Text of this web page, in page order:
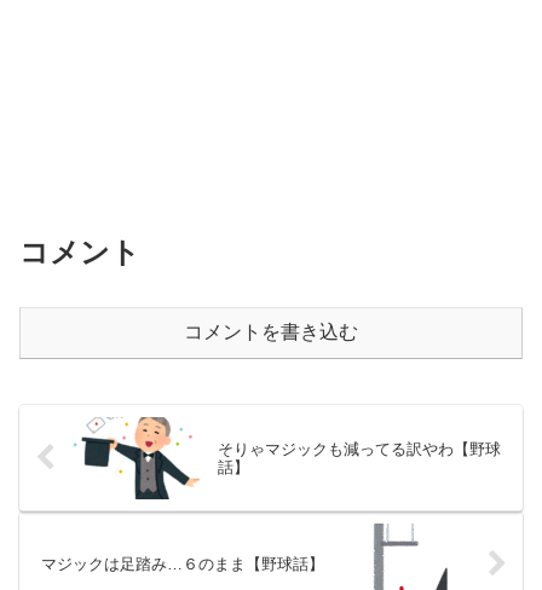
コメント
コメントを書き込む
そりゃマジックも減ってる訳やわ【野球
話】
マジックは足踏み…６のまま【野球話】